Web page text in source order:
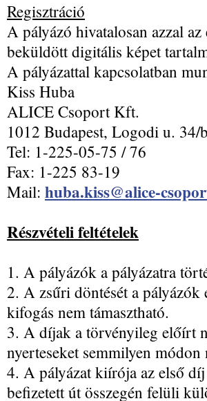
Regisztráció
A pályázó hivatalosan azzal
beküldött digitális képet
A pályázattal kapcsolatban
Kiss Huba
ALICE Csoport Kft.
1012 Budapest, Logodi u. 34/
Tel: 1-225-05-75 / 76
Fax: 1-225 83-19
Mail: huba.kiss@alice-
Részvételi feltételek
1. A pályázók a pályázatra
2. A zsűri döntését a pályázók
kifogás nem támasztható.
3. A díjak a törvényileg előírt
nyerteseket semmilyen módon
4. A pályázat kiírója az első
befizetett út összegén felüli